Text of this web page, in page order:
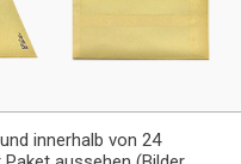
innerhalb von 24